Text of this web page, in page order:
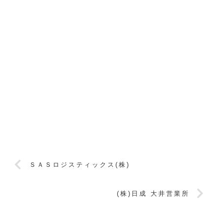
ＳＡＳロジスティックス(株)
(株)日成 大井営業所